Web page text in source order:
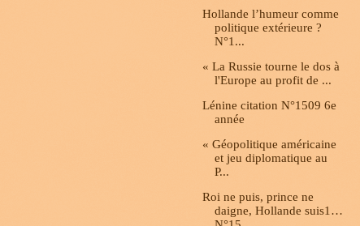
Hollande l’humeur comme
politique extérieure ?
N°1...
« La Russie tourne le dos à
l'Europe au profit de ...
Lénine citation N°1509 6e
année
« Géopolitique américaine
et jeu diplomatique au
P...
Roi ne puis, prince ne
daigne, Hollande suis1…